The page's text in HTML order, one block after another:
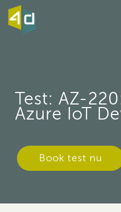
Test: AZ-
Azure IoT
Book test nu